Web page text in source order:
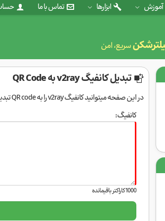
آموزش ابزار‌ها تماس با ما
سریع، امن
تبدیل کانفیگ v2ray به QR Code
در این صفحه میتوانید کانفیگ v2ray را به QR code تبدیل نمایید، همچنین در صورت نیاز کد رمزگذاری شده آن‌را دریافت نمایید.
کانفیگ:
1000کاراکتر باقیمانده